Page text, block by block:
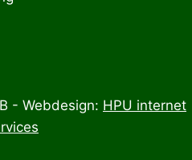
- Webdesign: HPU internet